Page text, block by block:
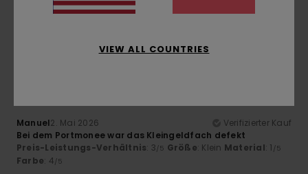
1/5
Manuel2. Mai 2026
Verifizierter Kauf
Bei dem Portmonee war das Kleingeldfach defekt
Preis-Leistungs-Verhältnis: 3/5 Größe: Klein Material: 1 /5
Farbe: 4/5
VIEW ALL COUNTRIES